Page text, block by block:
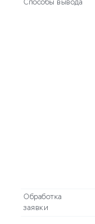
Способы вывода
Обработка
заявки